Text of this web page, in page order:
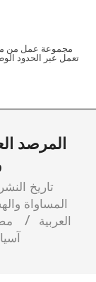
العربية
مجموعة عمل من
تعمل عبر الحدود
المرصد
تاريخ
المساواة
العربية